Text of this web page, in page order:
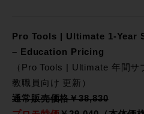
Pro Tools | Ultimate 1-Year
– Education Pricing
（Pro Tools | Ultimate 年間サ
教職員向け 更新）
通常販売価格￥38,830